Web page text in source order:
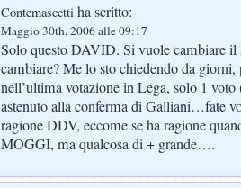
Contemascetti ha scritto:
Maggio 30th, 2006 alle 09:17
Solo questo DAVID. Si vuole cambiare
cambiare? Me lo sto chiedendo da
nell’ultima votazione in Lega, solo 1
astenuto alla conferma di Galliani…fate
ragione DDV, eccome se ha ragione
MOGGI, ma qualcosa di + grande….